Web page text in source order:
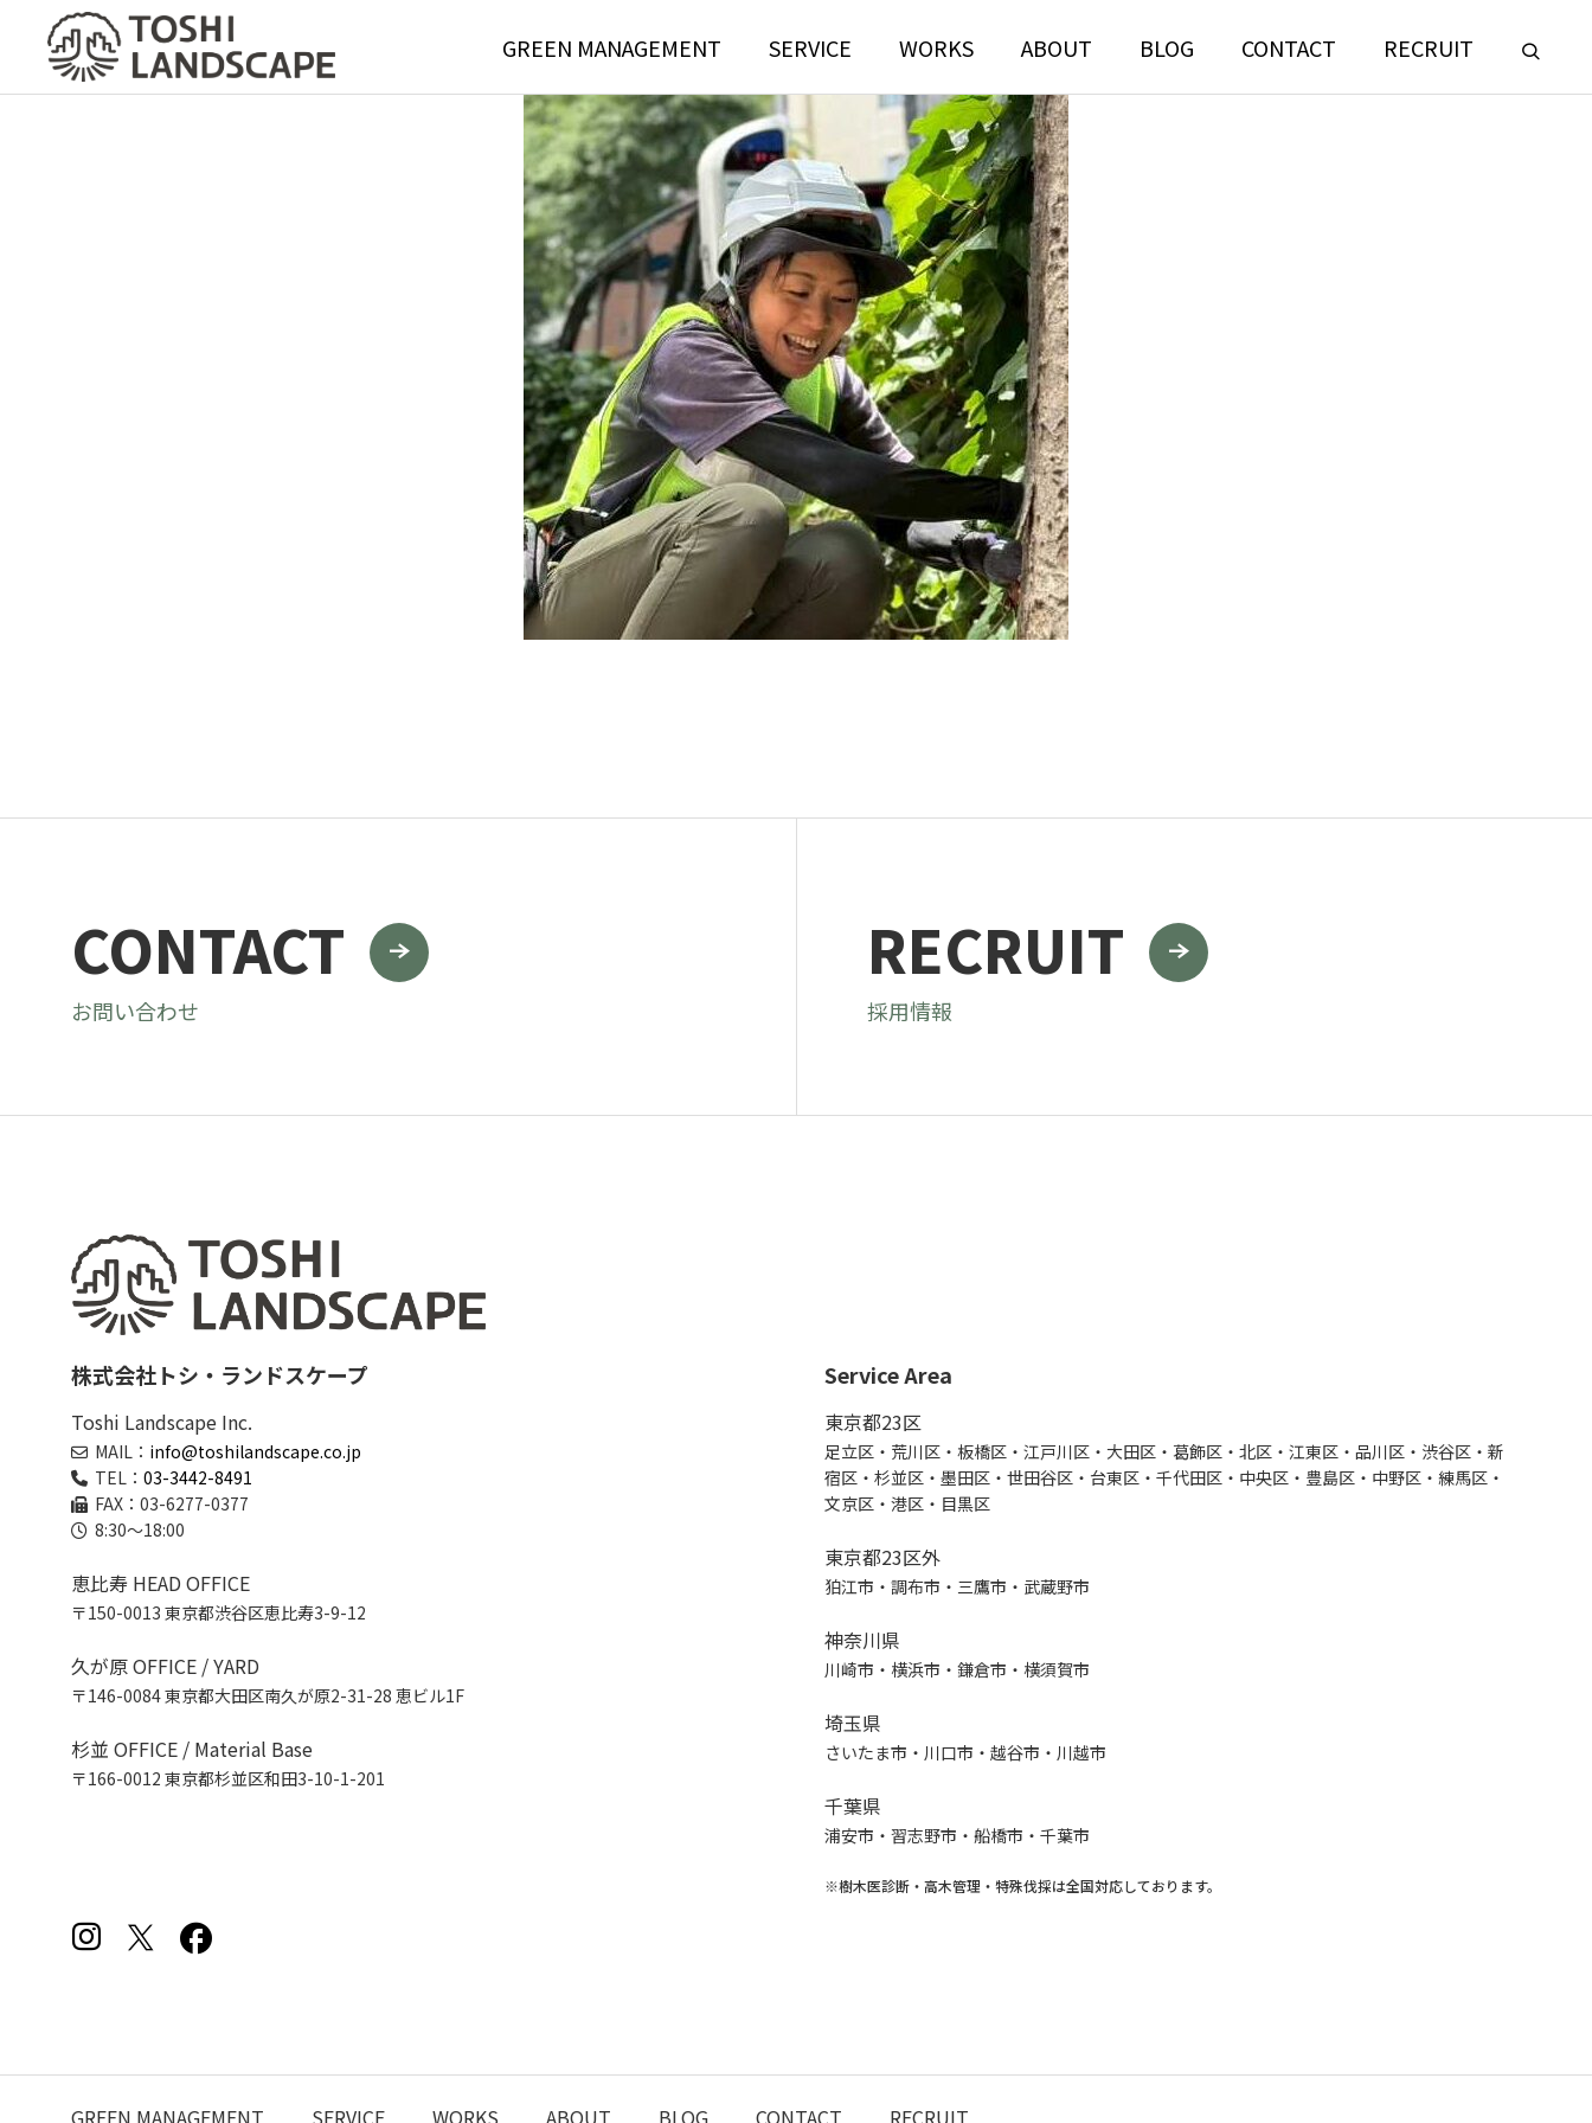
GREEN MANAGEMENT SERVICE WORKS ABOUT BLOG CONTACT RECRUIT
GREEN
MAINTENANCE
グリーンメンテナンス部門
グリーンメンテナンス部門
植栽管理・メンテナンス
高木・特殊伐採＆ケーブリング
TREE RISK
ASSESSMENT
ツリーリスクアセスメント部門
ツリーリスクアセスメント部門
樹木診断
土壌調査
CONTACT
お問い合わせ
RECRUIT
採用情報
株式会社トシ・ランドスケープ
Toshi Landscape Inc.
MAIL： info@toshilandscape.co.jp
TEL： 03-3442-8491
FAX：03-6277-0377
8:30～18:00
恵比寿 HEAD OFFICE
〒150-0013 東京都渋谷区恵比寿3-9-12
久が原 OFFICE / YARD
〒146-0084 東京都大田区南久が原2-31-28 恵ビル1F
杉並 OFFICE / Material Base
〒166-0012 東京都杉並区和田3-10-1-201
Service Area
東京都23区
足立区・荒川区・板橋区・江戸川区・大田区・葛飾区・北区・江東区・品川区・渋谷区・新
宿区・杉並区・墨田区・世田谷区・台東区・千代田区・中央区・豊島区・中野区・練馬区・
文京区・港区・目黒区
東京都23区外
狛江市・調布市・三鷹市・武蔵野市
神奈川県
川崎市・横浜市・鎌倉市・横須賀市
埼玉県
さいたま市・川口市・越谷市・川越市
千葉県
浦安市・習志野市・船橋市・千葉市
※樹木医診断・高木管理・特殊伐採は全国対応しております。
GREEN MANAGEMENT SERVICE WORKS ABOUT BLOG CONTACT RECRUIT